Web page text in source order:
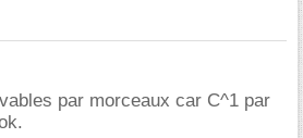
par morceaux car C^1 par